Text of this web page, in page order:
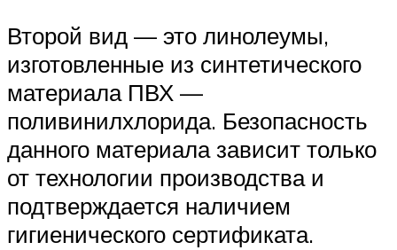
Второй вид — это линолеумы,
изготовленные из синтетического
материала ПВХ —
поливинилхлорида. Безопасность
данного материала зависит только
от технологии производства и
подтверждается наличием
гигиенического сертификата.